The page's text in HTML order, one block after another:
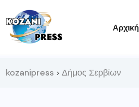
Αρχική
kozanipress > Δήμος Σερβίων